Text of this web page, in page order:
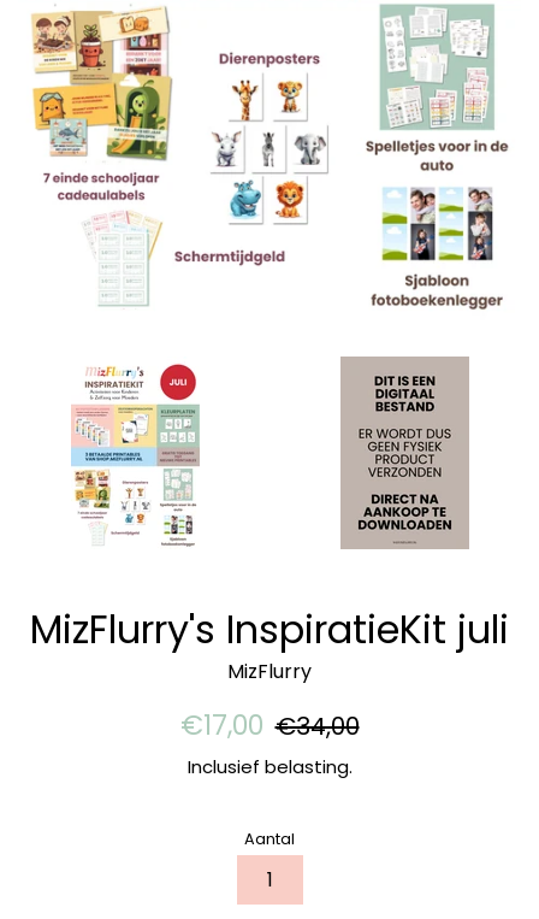
MizFlurry's InspiratieKit juli
MizFlurry
Aanbiedingsprijs
€17,00 Normale
€34,00
Inclusief belasting.
Aantal